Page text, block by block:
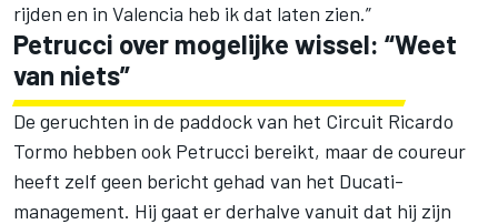
rijden en in Valencia heb ik dat laten zien.”
Petrucci over mogelijke wissel: “Weet
van niets”
De geruchten in de paddock van het Circuit Ricardo
Tormo hebben ook Petrucci bereikt, maar de coureur
heeft zelf geen bericht gehad van het Ducati-
management. Hij gaat er derhalve vanuit dat hij zijn